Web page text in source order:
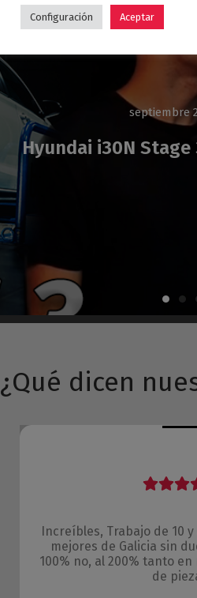
septiembre
Hyundai i30N Stage
¿Qué dicen
Increíbles, Trabajo de 10
mejores de Galicia sin
100% no, al 200% tanto
de
Configuración Aceptar